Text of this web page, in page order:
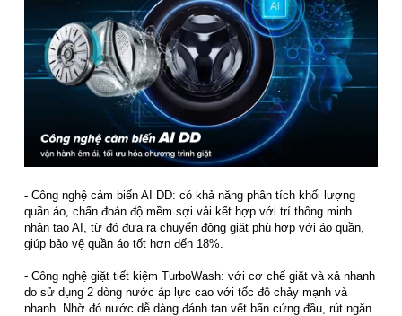
- Công nghệ cảm biến AI DD: có khả năng phân tích khối lượng
quần áo, chẩn đoán độ mềm sợi vải kết hợp với trí thông minh
nhân tạo AI, từ đó đưa ra chuyển động giặt phù hợp với áo quần,
giúp bảo vệ quần áo tốt hơn đến 18%.
- Công nghệ giặt tiết kiệm TurboWash: với cơ chế giặt và xả nhanh
do sử dụng 2 dòng nước áp lực cao với tốc độ chảy mạnh và
nhanh. Nhờ đó nước dễ dàng đánh tan vết bẩn cứng đầu, rút ngăn